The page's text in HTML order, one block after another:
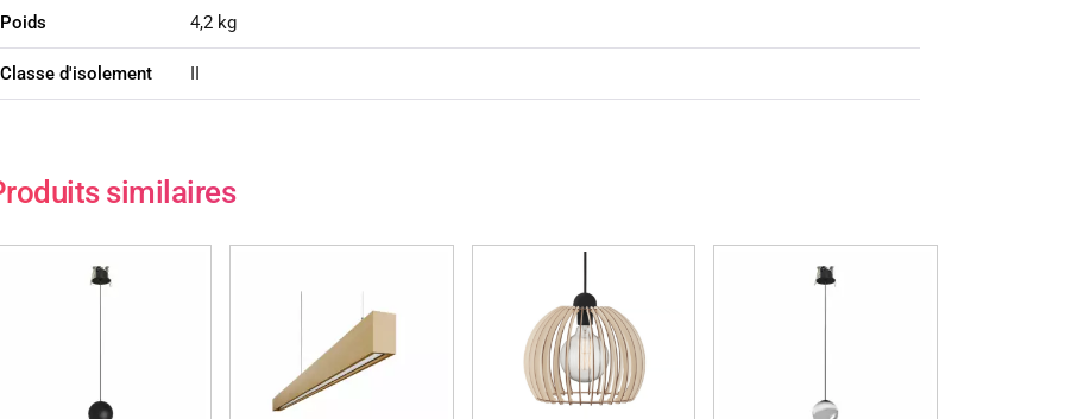
Poids 4,2 kg
Classe d'isolement II
similaires